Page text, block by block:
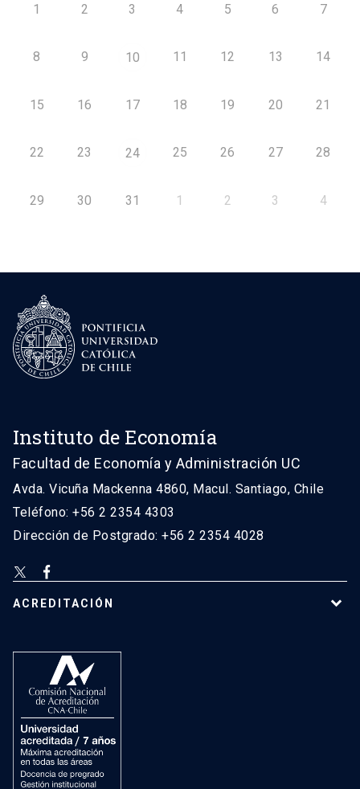
1 2 3 4 5 6 7
8 9 10 11 12 13 14
15 16 17 18 19 20 21
22 23 24 25 26 27 28
29 30 31 1 2 3 4
Instituto de Economía
Facultad de Economía y Administración UC
Avda. Vicuña Mackenna 4860, Macul. Santiago, Chile
Teléfono: +56 2 2354 4303
Dirección de Postgrado: +56 2 2354 4028
ACREDITACIÓN